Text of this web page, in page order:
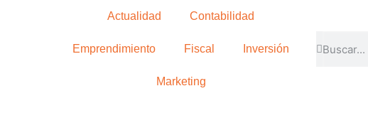
Actualidad Contabilidad
Emprendimiento Fiscal Inversión
Marketing